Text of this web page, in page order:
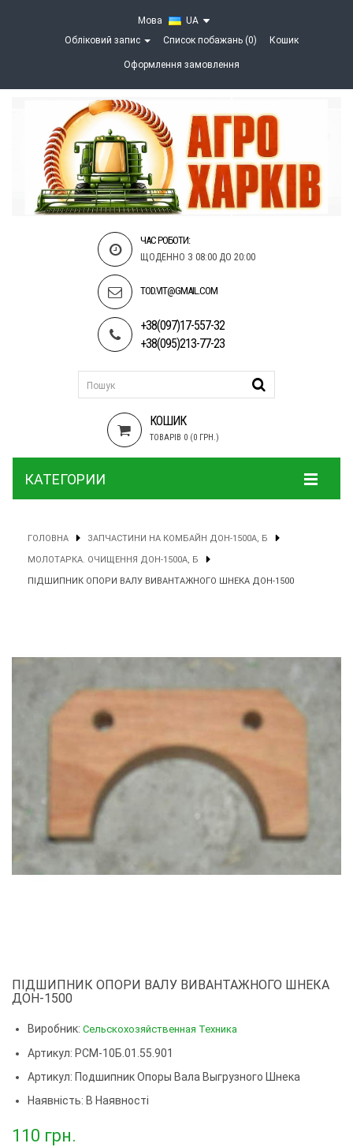
Мова
UA
Обліковий запис
Список побажань (0) Кошик
Оформлення замовлення
ЧАС РОБОТИ:
ЩОДЕННО З 08:00 ДО 20:00
TOD.VIT@GMAIL.COM
+38(097)17-557-32
+38(095)213-77-23
КОШИК
ТОВАРІВ 0 (0 ГРН.)
КАТЕГОРИИ
ГОЛОВНА ЗАПЧАСТИНИ НА КОМБАЙН ДОН-1500А, Б
МОЛОТАРКА. ОЧИЩЕННЯ ДОН-1500А, Б
ПІДШИПНИК ОПОРИ ВАЛУ ВИВАНТАЖНОГО ШНЕКА ДОН-1500
ПІДШИПНИК ОПОРИ ВАЛУ ВИВАНТАЖНОГО ШНЕКА
ДОН-1500
Виробник: Сельскохозяйственная Техника
Артикул: РСМ-10Б.01.55.901
Артикул: Подшипник Опоры Вала Выгрузного Шнека
Наявність: В Наявності
110 грн.